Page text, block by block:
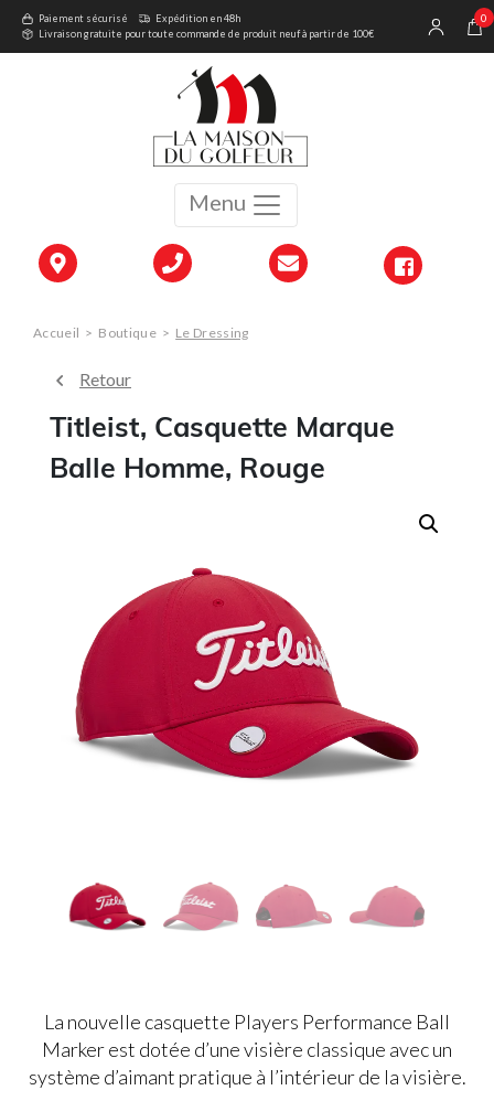
Menu
Paiement sécurisé
Expédition en 48h
Livraison gratuite pour toute commande de produit neuf à partir de 100€
0
Accueil > Boutique > Le Dressing
Retour
Titleist, Casquette Marque
Balle Homme, Rouge
La nouvelle casquette Players Performance Ball
Marker est dotée d’une visière classique avec un
système d’aimant pratique à l’intérieur de la visière.